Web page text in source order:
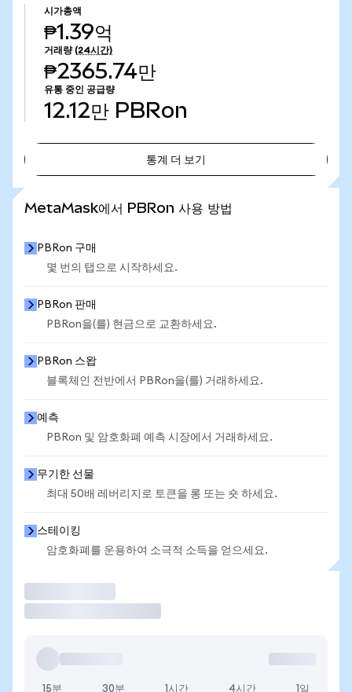
시가총액
₱1.39억
거래량 (24시간)
₱2365.74만
유통 중인 공급량
12.12만 PBRon
통계 더 보기
MetaMask에서 PBRon 사용 방법
PBRon 구매
몇 번의 탭으로 시작하세요.
PBRon 판매
PBRon을(를) 현금으로 교환하세요.
PBRon 스왑
블록체인 전반에서 PBRon을(를) 거래하세요.
예측
PBRon 및 암호화폐 예측 시장에서 거래하세요.
무기한 선물
최대 50배 레버리지로 토큰을 롱 또는 숏 하세요.
스테이킹
암호화폐를 운용하여 소극적 소득을 얻으세요.
15분 30분 1시간 4시간 1일